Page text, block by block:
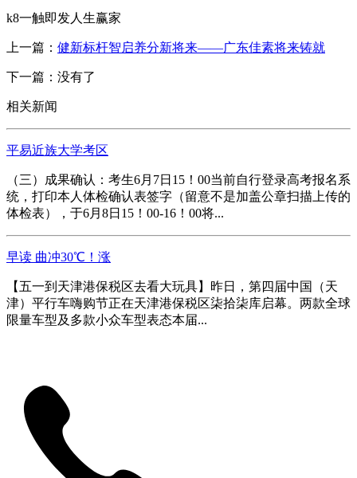
k8一触即发人生赢家
上一篇： 健新标杆智启养分新将来——广东佳素将来铸就
下一篇：没有了
相关新闻
平易近族大学考区
（三）成果确认：考生6月7日15！00当前自行登录高考报名系
统，打印本人体检确认表签字（留意不是加盖公章扫描上传的
体检表），于6月8日15！00-16！00将...
早读 曲冲30℃！涨
【五一到天津港保税区去看大玩具】昨日，第四届中国（天
津）平行车嗨购节正在天津港保税区柒拾柒库启幕。两款全球
限量车型及多款小众车型表态本届...